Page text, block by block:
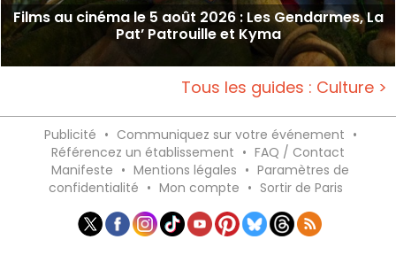
Films au cinéma le 5 août 2026 : Les Gendarmes, La
Pat’ Patrouille et Kyma
Tous les guides : Culture >
Publicité • Communiquez sur votre événement •
Référencez un établissement • FAQ / Contact
Manifeste • Mentions légales • Paramètres de
confidentialité • Mon compte • Sortir de Paris